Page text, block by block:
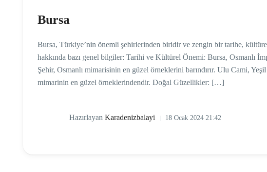
Bursa
Bursa, Türkiye’nin önemli şehirlerinden biridir ve zengin bir tarihe,
hakkında bazı genel bilgiler: Tarihi ve Kültürel Önemi: Bursa, Osmanlı
Şehir, Osmanlı mimarisinin en güzel örneklerini barındırır. Ulu Cami,
mimarinin en güzel örneklerindendir. Doğal Güzellikler: […]
Hazırlayan Karadenizbalayi 18 Ocak 2024 21:42